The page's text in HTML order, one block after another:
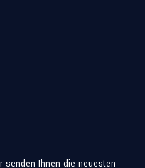
senden Ihnen die neuesten